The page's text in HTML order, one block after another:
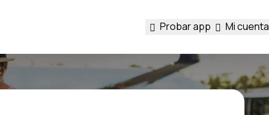
Probar app Mi cuenta